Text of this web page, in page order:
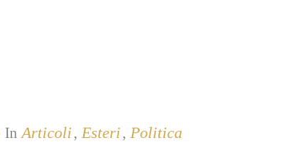
In Articoli, Esteri, Politica